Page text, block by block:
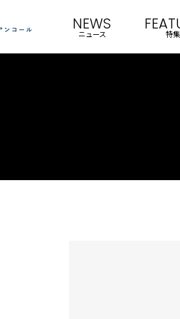
NEWS
ニュース 特集